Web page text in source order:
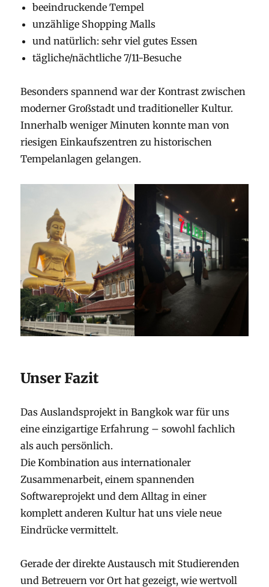
beeindruckende Tempel
unzählige Shopping Malls
und natürlich: sehr viel gutes Essen
tägliche/nächtliche 7/11-Besuche
Besonders spannend war der Kontrast zwischen
moderner Großstadt und traditioneller Kultur.
Innerhalb weniger Minuten konnte man von
riesigen Einkaufszentren zu historischen
Tempelanlagen gelangen.
Unser Fazit
Das Auslandsprojekt in Bangkok war für uns
eine einzigartige Erfahrung – sowohl fachlich
als auch persönlich.
Die Kombination aus internationaler
Zusammenarbeit, einem spannenden
Softwareprojekt und dem Alltag in einer
komplett anderen Kultur hat uns viele neue
Eindrücke vermittelt.
Gerade der direkte Austausch mit Studierenden
und Betreuern vor Ort hat gezeigt, wie wertvoll